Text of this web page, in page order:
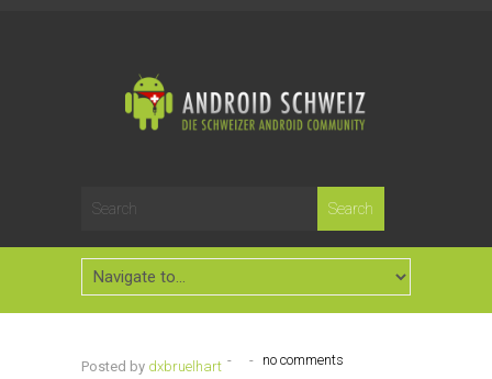
Posted by dxbruelhart - - no comments